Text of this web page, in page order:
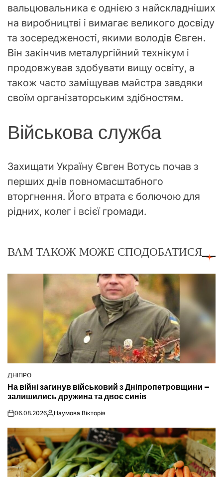
вальцювальника є однією з найскладніших
на виробництві і вимагає великого досвіду
та зосередженості, якими володів Євген.
Він закінчив металургійний технікум і
продовжував здобувати вищу освіту, а
також часто заміщував майстра завдяки
своїм організаторським здібностям.
Військова служба
Захищати Україну Євген Вотусь почав з
перших днів повномасштабного
вторгнення. Його втрата є болючою для
рідних, колег і всієї громади.
ВАМ ТАКОЖ МОЖЕ СПОДОБАТИСЯ
ОПУБЛІКУВАТИ
У
ДНІПРО
На війні загинув військовий з Дніпропетровщини –
залишились дружина та двоє синів
on06.08.2026Опубліковано
Наумова Вікторія